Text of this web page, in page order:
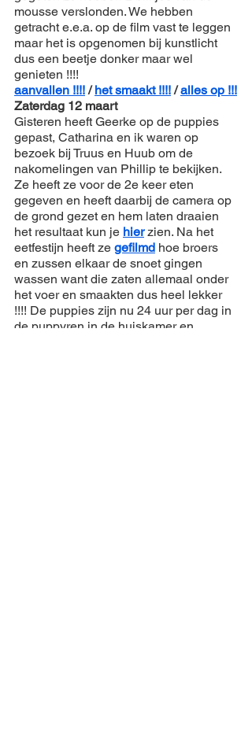
mousse verslonden. We hebben
getracht e.e.a. op de film vast te leggen
maar het is opgenomen bij kunstlicht
dus een beetje donker maar wel
genieten !!!!
aanvallen !!!! / het smaakt !!!! / alles op !!!
Zaterdag 12 maart
Gisteren heeft Geerke op de puppies
gepast, Catharina en ik waren op
bezoek bij Truus en Huub om de
nakomelingen van Phillip te bekijken.
Ze heeft ze voor de 2e keer eten
gegeven en heeft daarbij de camera op
de grond gezet en hem laten draaien
het resultaat kun je hier zien. Na het
eetfestijn heeft ze gefilmd hoe broers
en zussen elkaar de snoet gingen
wassen want die zaten allemaal onder
het voer en smaakten dus heel lekker
!!!! De puppies zijn nu 24 uur per dag in
de puppyren in de huiskamer en